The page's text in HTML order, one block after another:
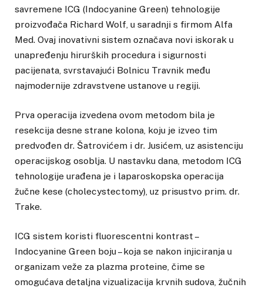
savremene ICG (Indocyanine Green) tehnologije
proizvođača Richard Wolf, u saradnji s firmom Alfa
Med. Ovaj inovativni sistem označava novi iskorak u
unapređenju hirurških procedura i sigurnosti
pacijenata, svrstavajući Bolnicu Travnik među
najmodernije zdravstvene ustanove u regiji.
Prva operacija izvedena ovom metodom bila je
resekcija desne strane kolona, koju je izveo tim
predvođen dr. Šatrovićem i dr. Jusićem, uz asistenciju
operacijskog osoblja. U nastavku dana, metodom ICG
tehnologije urađena je i laparoskopska operacija
žučne kese (cholecystectomy), uz prisustvo prim. dr.
Trake.
ICG sistem koristi fluorescentni kontrast –
Indocyanine Green boju – koja se nakon injiciranja u
organizam veže za plazma proteine, čime se
omogućava detaljna vizualizacija krvnih sudova, žučnih